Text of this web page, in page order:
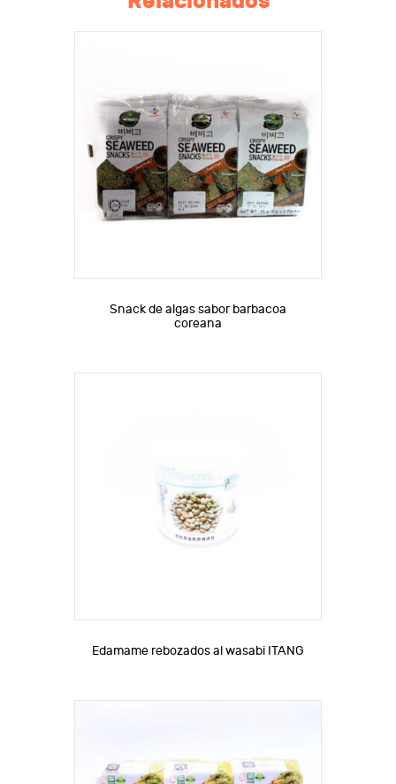
Snack de algas sabor barbacoa
coreana
Edamame rebozados al wasabi ITANG